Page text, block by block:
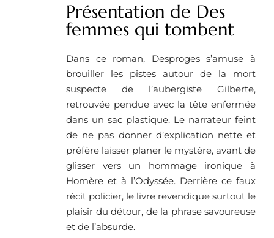
Présentation de Des
femmes qui tombent
Dans ce roman, Desproges s’amuse à
brouiller les pistes autour de la mort
suspecte de l’aubergiste Gilberte,
retrouvée pendue avec la tête enfermée
dans un sac plastique. Le narrateur feint
de ne pas donner d’explication nette et
préfère laisser planer le mystère, avant de
glisser vers un hommage ironique à
Homère et à l’Odyssée. Derrière ce faux
récit policier, le livre revendique surtout le
plaisir du détour, de la phrase savoureuse
et de l’absurde.